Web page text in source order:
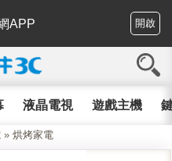
APP 開啟
液晶電視 遊戲主機
» 烘烤家電